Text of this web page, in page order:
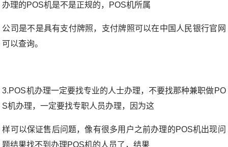
办理的POS机是不是正规的，POS机所属
公司是不是具有支付牌照，支付牌照可以在中国人民银行官网
可以查询。
3.POS机办理一定要找专业的人士办理，不要找那种兼职做PO
S机办理，一定要找专职人员办理，因为这
样可以保证售后问题，像有很多用户之前办理的POS机出现问
题结果找不到办理POS机的人员了，结果